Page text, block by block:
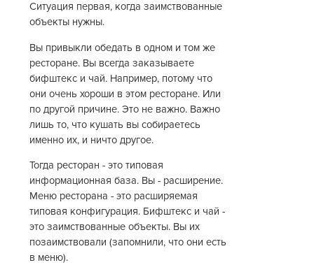
Ситуация первая, когда заимствованные
объекты нужны.
Вы привыкли обедать в одном и том же
ресторане. Вы всегда заказываете
бифштекс и чай. Например, потому что
они очень хороши в этом ресторане. Или
по другой причине. Это не важно. Важно
лишь то, что кушать вы собираетесь
именно их, и ничто другое.
Тогда ресторан - это типовая
информационная база. Вы - расширение.
Меню ресторана - это расширяемая
типовая конфигурация. Бифштекс и чай -
это заимствованные объекты. Вы их
позаимствовали (запомнили, что они есть
в меню).